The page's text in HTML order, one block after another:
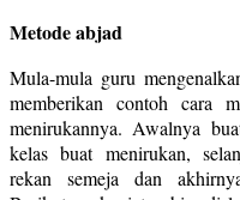
Metode abjad
Mula-mula guru
memberikan contoh cara
menirukannya. Awalnya
kelas buat menirukan,
rekan semeja dan